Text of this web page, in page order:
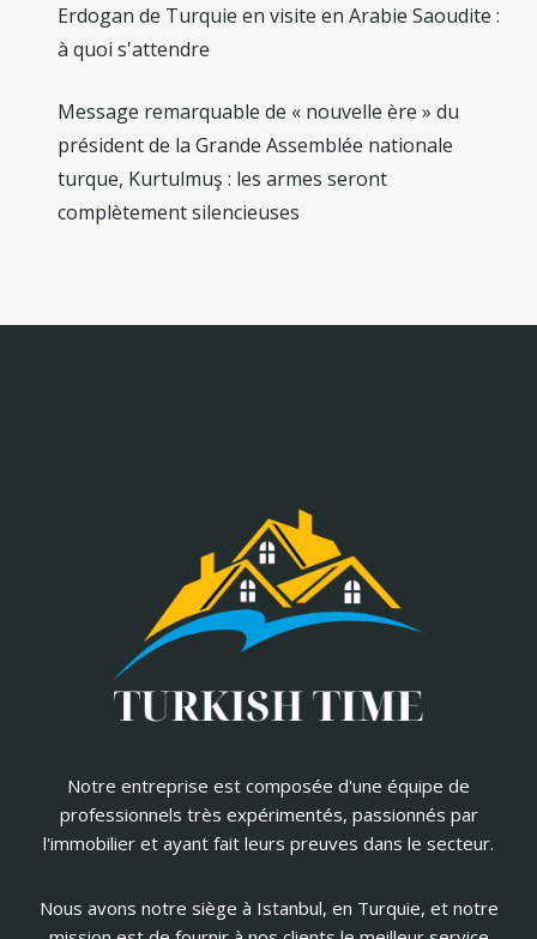
Erdogan de Turquie en visite en Arabie Saoudite :
à quoi s'attendre
Message remarquable de « nouvelle ère » du
président de la Grande Assemblée nationale
turque, Kurtulmuş : les armes seront
complètement silencieuses
Notre entreprise est composée d'une équipe de
professionnels très expérimentés, passionnés par
l'immobilier et ayant fait leurs preuves dans le secteur.
Nous avons notre siège à Istanbul, en Turquie, et notre